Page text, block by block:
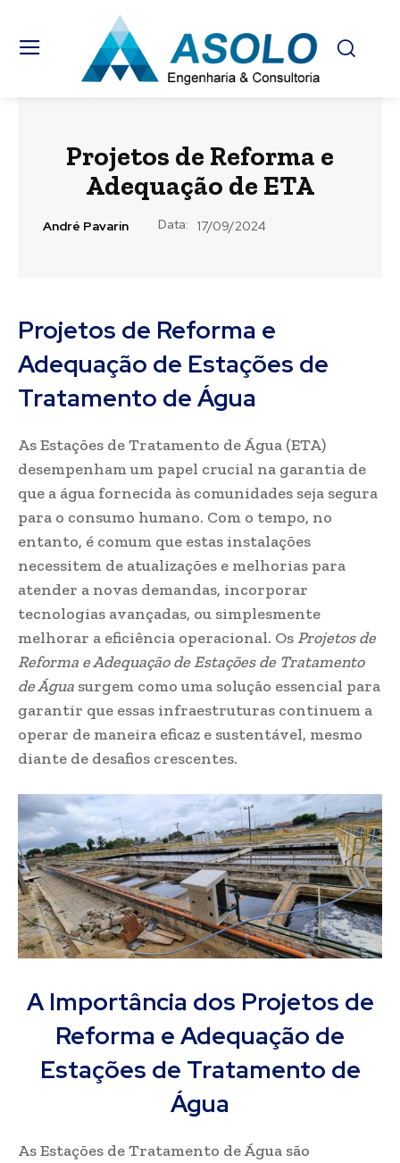
Projetos de Reforma e
Adequação de ETA
André Pavarin Data: 17/09/2024
Projetos de Reforma e
Adequação de Estações de
Tratamento de Água
As Estações de Tratamento de Água (ETA)
desempenham um papel crucial na garantia de
que a água fornecida às comunidades seja segura
para o consumo humano. Com o tempo, no
entanto, é comum que estas instalações
necessitem de atualizações e melhorias para
atender a novas demandas, incorporar
tecnologias avançadas, ou simplesmente
melhorar a eficiência operacional. Os Projetos de
Reforma e Adequação de Estações de Tratamento
de Água surgem como uma solução essencial para
garantir que essas infraestruturas continuem a
operar de maneira eficaz e sustentável, mesmo
diante de desafios crescentes.
A Importância dos Projetos de
Reforma e Adequação de
Estações de Tratamento de
Água
As Estações de Tratamento de Água são